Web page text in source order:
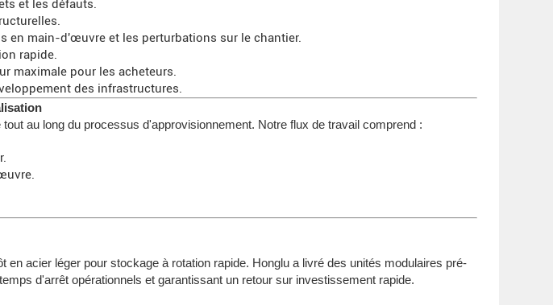
et les défauts.
en main-d'œuvre et les perturbations sur le chantier.
rapide.
maximale pour les acheteurs.
des infrastructures.
au long du processus d'approvisionnement. Notre flux de travail comprend :
en acier léger pour stockage à rotation rapide. Honglu a livré des unités modulaires pré-
d'arrêt opérationnels et garantissant un retour sur investissement rapide.